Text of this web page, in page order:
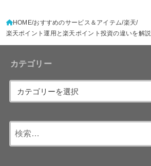
HOME おすすめのサービス＆アイテム 楽天
楽天ポイント運用と楽天ポイント投資の違いを解説
カテゴリー